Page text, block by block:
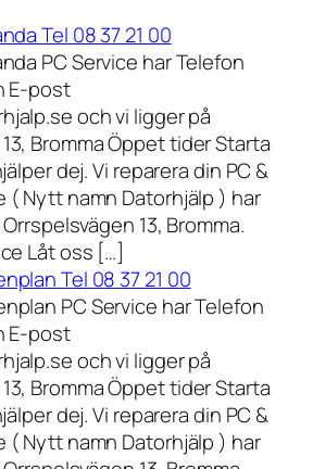
Tel 08 37 21 00
PC Service har Telefon
E-post
och vi ligger på
Bromma Öppet tider Starta
dej. Vi reparera din PC &
( Nytt namn Datorhjälp ) har
13, Bromma.
Låt oss […]
Tel 08 37 21 00
PC Service har Telefon
E-post
och vi ligger på
Bromma Öppet tider Starta
dej. Vi reparera din PC &
( Nytt namn Datorhjälp ) har